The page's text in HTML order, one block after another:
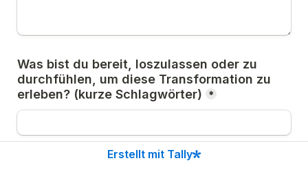
Was bist du bereit, loszulassen oder zu
durchfühlen, um diese Transformation zu
erleben? (kurze Schlagwörter)
*
*﻿Teilnahmeberechtigt sind Personen ab 18 Jahren
Erstellt mit Tally